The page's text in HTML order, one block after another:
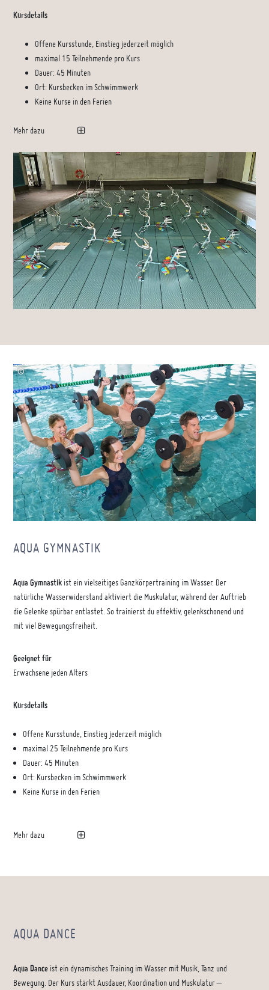
Kursdetails
Offene Kursstunde, Einstieg jederzeit möglich
maximal 15 Teilnehmende pro Kurs
Dauer: 45 Minuten
Ort: Kursbecken im Schwimmwerk
Keine Kurse in den Ferien
Mehr dazu
©
WavebreakMediaMicro
–
stock.adobe.com
AQUA GYMNASTIK
Aqua Gymnastik ist ein vielseitiges Ganzkörpertraining im Wasser. Der
natürliche Wasserwiderstand aktiviert die Muskulatur, während der Auftrieb
die Gelenke spürbar entlastet. So trainierst du effektiv, gelenkschonend und
mit viel Bewegungsfreiheit.
Geeignet für
Erwachsene jeden Alters
Kursdetails
Offene Kursstunde, Einstieg jederzeit möglich
maximal 25 Teilnehmende pro Kurs
Dauer: 45 Minuten
Ort: Kursbecken im Schwimmwerk
Keine Kurse in den Ferien
Mehr dazu
AQUA DANCE
Aqua Dance ist ein dynamisches Training im Wasser mit Musik, Tanz und
Bewegung. Der Kurs stärkt Ausdauer, Koordination und Muskulatur –